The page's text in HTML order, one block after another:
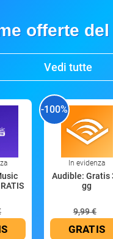
offerte
Vedi tutte
-100%
In evidenza
Audible: Gratis
gg
9,99 €
GRATIS